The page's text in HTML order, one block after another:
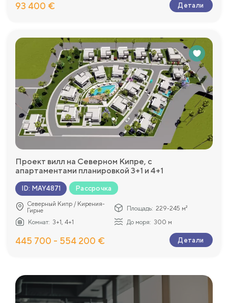
93 400 € Детали
Проект вилл на Северном Кипре, с
апартаментами планировкой 3+1 и 4+1
ID: MAY4871 Рассрочка
Северный Кипр / Кирения-
Гирне
Площадь: 229-245 м²
Комнат: 3+1, 4+1 До моря: 300 м
445 700 - 554 200 € Детали